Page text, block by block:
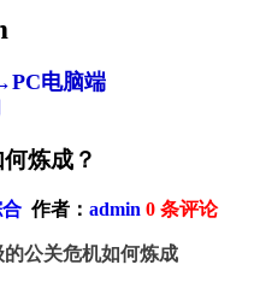
电脑端
炼成？
作者： admin 0 条评论
公关危机如何炼成